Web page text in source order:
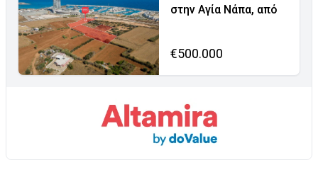
στην Αγία Νάπα, από
€500.000